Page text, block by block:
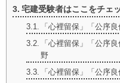
宅建受験者はここをチェ
「心裡留保」「公序
「心裡留保」「公序
野
「心裡留保」「公序